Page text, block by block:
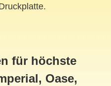
für höchste
Oase,